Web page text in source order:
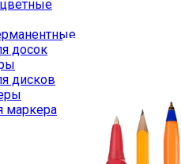
досок
дисков
маркера